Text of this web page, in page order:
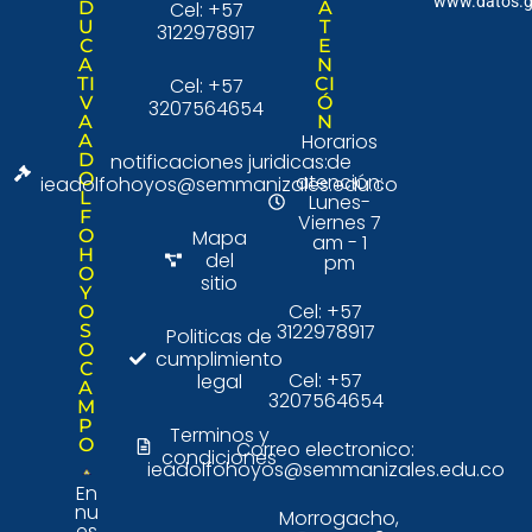
D
U
C
A
TI
V
A
A
D
O
L
F
O
H
O
Y
O
S
O
C
A
M
P
O
En
nu
Cel: +57
3122978917
Cel: +57
3207564654
notificaciones juridicas:
ieadolfohoyos@semmanizales.edu.co
Mapa
del
sitio
Politicas de
cumplimiento
legal
Terminos y
condiciones
A
T
E
N
CI
Ó
N
Horarios
de
atención:
Lunes-
Viernes 7
am - 1
pm
Cel: +57
3122978917
Cel: +57
3207564654
Correo electronico:
ieadolfohoyos@semmanizales.edu.co
Morrogacho,